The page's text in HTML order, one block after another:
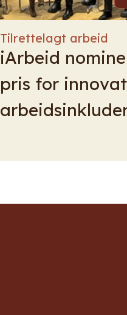
Tilrettelagt arbeid
iArbeid
pris for